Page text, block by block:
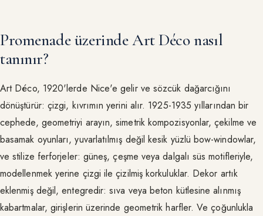
Promenade üzerinde Art Déco nasıl
tanınır?
Art Déco, 1920'lerde Nice'e gelir ve sözcük dağarcığını
dönüştürür: çizgi, kıvrımın yerini alır. 1925-1935 yıllarından bir
cephede, geometriyi arayın, simetrik kompozisyonlar, çekilme ve
basamak oyunları, yuvarlatılmış değil kesik yüzlü bow-windowlar,
ve stilize ferforjeler: güneş, çeşme veya dalgalı süs motifleriyle,
modellenmek yerine çizgi ile çizilmiş korkuluklar. Dekor artık
eklenmiş değil, entegredir: sıva veya beton kütlesine alınmış
kabartmalar, girişlerin üzerinde geometrik harfler. Ve çoğunlukla